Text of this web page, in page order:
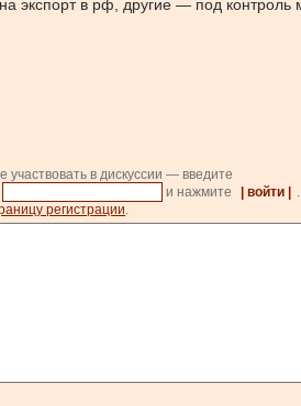
на экспорт в рф, другие — под
в дискуссии — введите
и нажмите | войти |
.
регистрации.